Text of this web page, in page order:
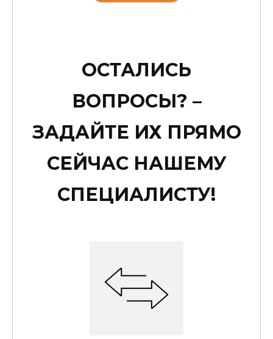
ОСТАЛИСЬ
ВОПРОСЫ? –
ЗАДАЙТЕ ИХ ПРЯМО
СЕЙЧАС НАШЕМУ
СПЕЦИАЛИСТУ!